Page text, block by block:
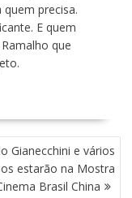
precisa.
E quem
que
Gianecchini e vários
estarão na Mostra
Brasil China